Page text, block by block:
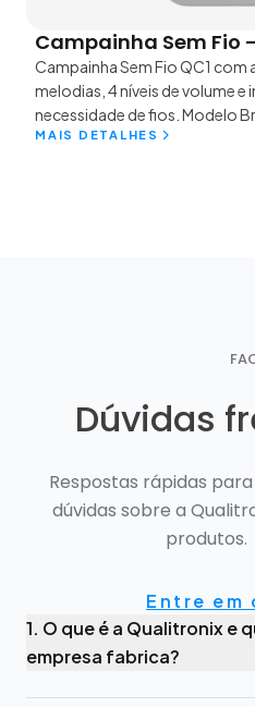
Campainha Sem Fio
Campainha Sem Fio QC1 com
melodias, 4 níveis de volume
necessidade de fios. Modelo
MAIS DETALHES
Dúvidas
Respostas rápidas
dúvidas sobre a
produtos.
Entre em
1. O que é a Qualitronix e
empresa fabrica?